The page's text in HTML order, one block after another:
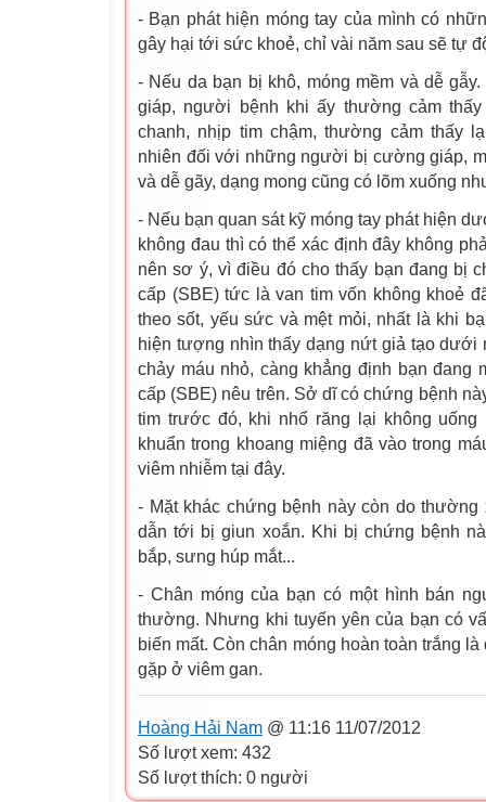
- Bạn phát hiện móng tay của mình có
gây hại tới sức khoẻ, chỉ vài năm sau sẽ tự
- Nếu da bạn bị khô, móng mềm và dễ
giáp, người bệnh khi ấy thường cảm
chanh, nhịp tim chậm, thường cảm thấy
nhiên đối với những người bị cường giáp,
và dễ gãy, dạng mong cũng có lõm xuống
- Nếu bạn quan sát kỹ móng tay phát hiện
không đau thì có thể xác định đây không
nên sơ ý, vì điều đó cho thấy bạn đang bị
cấp (SBE) tức là van tim vốn không khoẻ
theo sốt, yếu sức và mệt mỏi, nhất là khi
hiện tượng nhìn thấy dạng nứt giả tạo dưới
chảy máu nhỏ, càng khẳng định bạn đang
cấp (SBE) nêu trên. Sở dĩ có chứng bệnh
tim trước đó, khi nhổ răng lại không uống
khuẩn trong khoang miệng đã vào trong
viêm nhiễm tại đây.
- Mặt khác chứng bệnh này còn do thường
dẫn tới bị giun xoắn. Khi bị chứng bệnh
bắp, sưng húp mắt...
- Chân móng của bạn có một hình bán
thường. Nhưng khi tuyến yên của bạn có
biến mất. Còn chân móng hoàn toàn trắng
gặp ở viêm gan.
Hoàng Hải Nam @ 11:16 11/07/2012
Số lượt xem: 432
Số lượt thích: 0 người